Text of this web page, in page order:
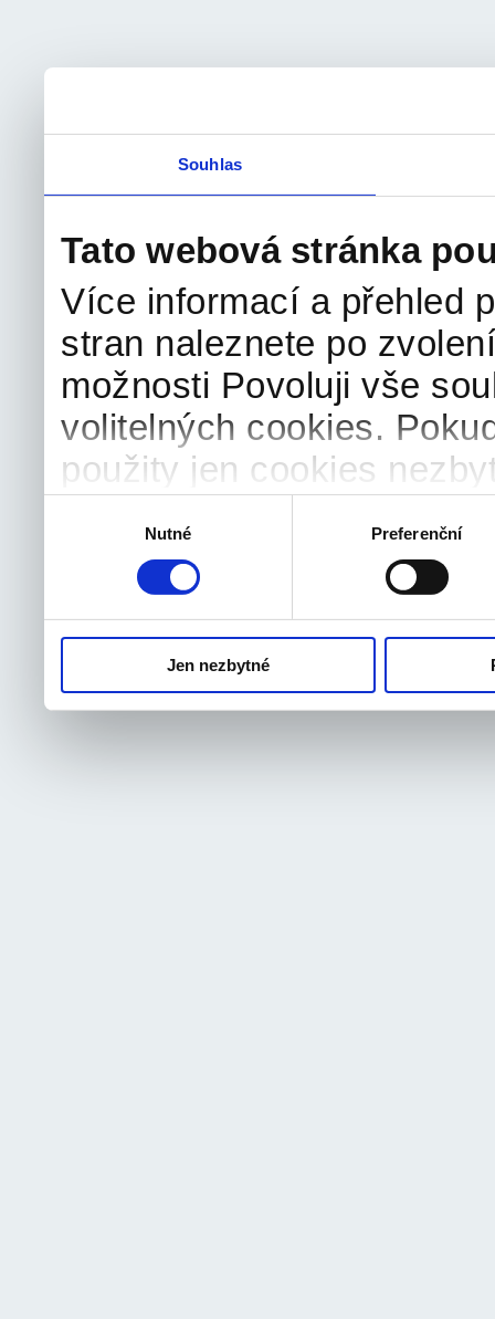
Souhlas
Tato webová stránka
Více informací a přehled
stran naleznete po
možnosti Povoluji vše
volitelných cookies.
použity jen cookies
odvolat.
Nutné Preferenční
Jen nezbytné